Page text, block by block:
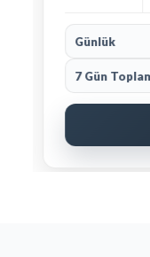
Günlük
7 Gün Toplam